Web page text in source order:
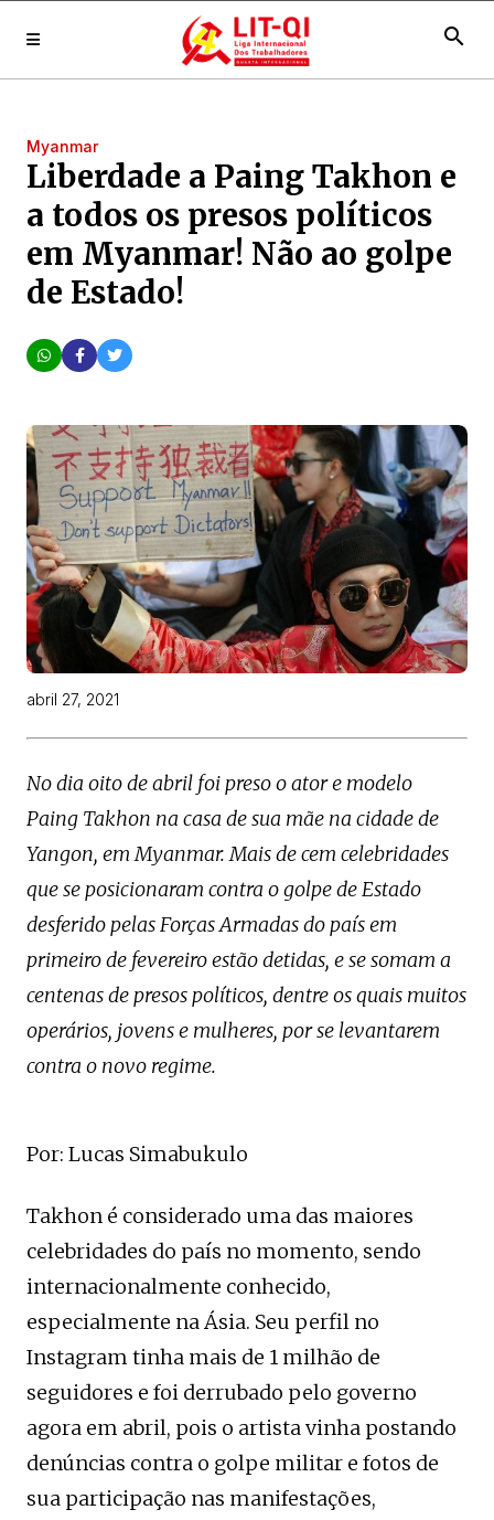
search
Myanmar
Liberdade a Paing Takhon e
a todos os presos políticos
em Myanmar! Não ao golpe
de Estado!
abril 27, 2021
No dia oito de abril foi preso o ator e modelo
Paing Takhon na casa de sua mãe na cidade de
Yangon, em Myanmar. Mais de cem celebridades
que se posicionaram contra o golpe de Estado
desferido pelas Forças Armadas do país em
primeiro de fevereiro estão detidas, e se somam a
centenas de presos políticos, dentre os quais muitos
operários, jovens e mulheres, por se levantarem
contra o novo regime.
Por: Lucas Simabukulo
Takhon é considerado uma das maiores
celebridades do país no momento, sendo
internacionalmente conhecido,
especialmente na Ásia. Seu perfil no
Instagram tinha mais de 1 milhão de
seguidores e foi derrubado pelo governo
agora em abril, pois o artista vinha postando
denúncias contra o golpe militar e fotos de
sua participação nas manifestações,